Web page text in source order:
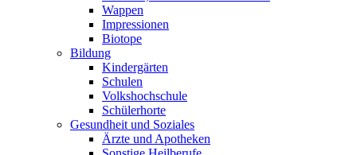
Wappen
Impressionen
Biotope
Bildung
Kindergärten
Schulen
Volkshochschule
Schülerhorte
Gesundheit und Soziales
Ärzte und Apotheken